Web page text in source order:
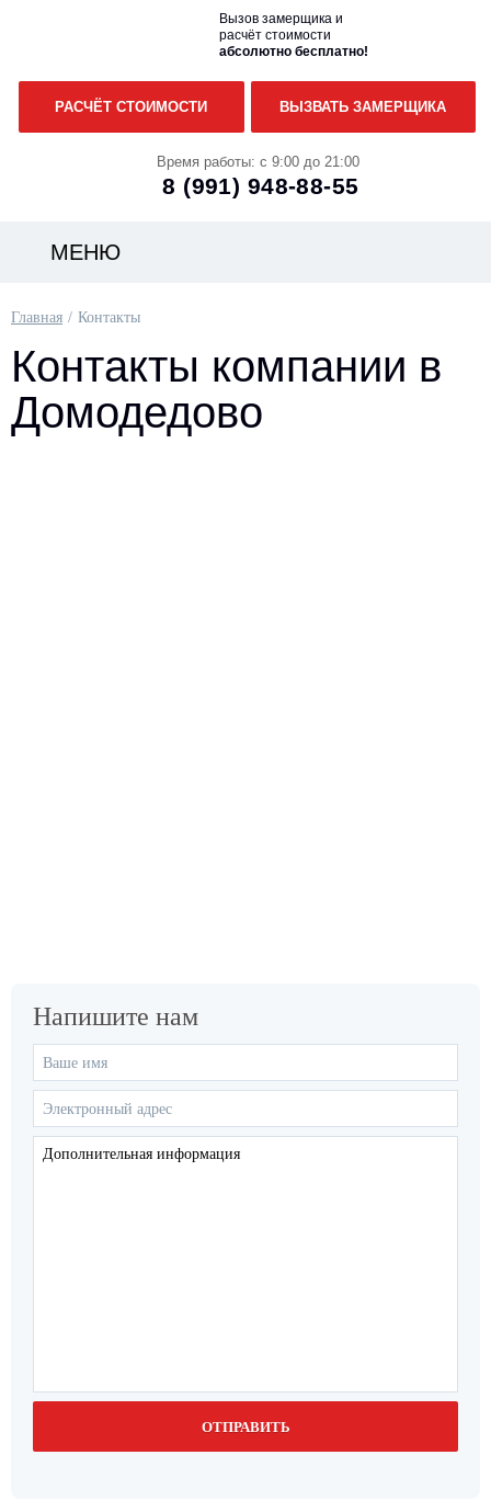
Вызов замерщика и
расчёт стоимости
абсолютно бесплатно!
РАСЧЁТ СТОИМОСТИ ВЫЗВАТЬ ЗАМЕРЩИКА
Время работы: с 9:00 до 21:00
8 (991) 948-88-55
МЕНЮ
Главная Контакты
Контакты компании в
Домодедово
Напишите нам